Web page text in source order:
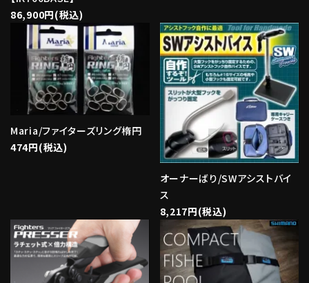
86,900円(税込)
Maria/ファイターズリング楕円
474円(税込)
オーナーばり/SWアシストバイ
ス
8,217円(税込)